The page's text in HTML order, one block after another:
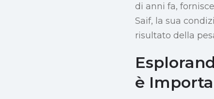
di anni fa,
Saif, la sua
risultato della
è